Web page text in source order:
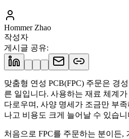
Hommer Zhao
작성자
게시글 공유:
맞춤형 연성 PCB(FPC) 주문은 경
른 일입니다. 사용하는 재료 체계
다로우며, 사양 명세가 조금만 부
나고 비용도 크게 늘어날 수 있습니
처음으로 FPC를 주문하는 분이든,